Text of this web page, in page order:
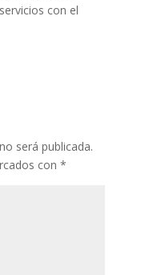
con el
será publicada.
con *